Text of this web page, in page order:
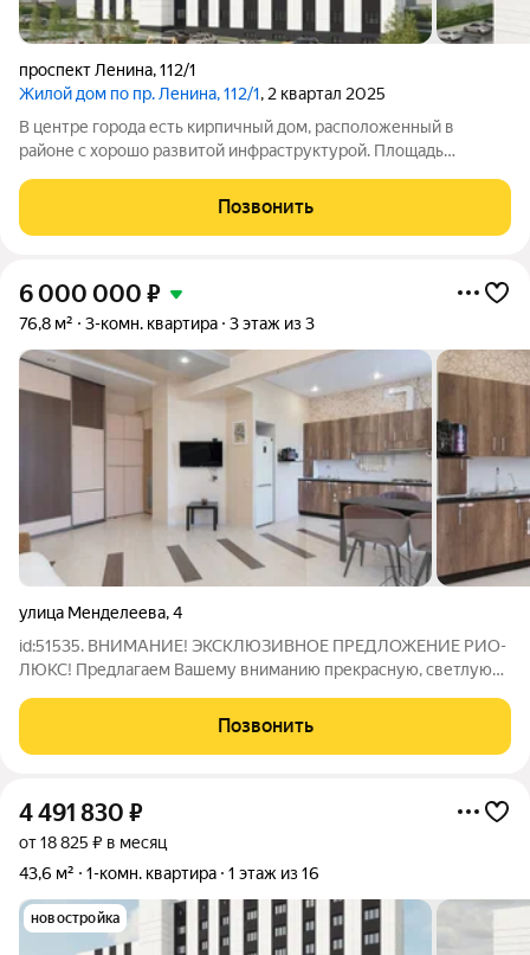
проспект Ленина,112/1
Жилой дом по пр. Ленина, 112/1, 2 квартал 2025
В центре города есть кирпичный дом, расположенный в
районе с хорошо развитой инфраструктурой. Площадь
до 63 квадратных метров.Позвонить
6 000 000 ₽
76,8 м² 3-комн. квартира 3 этаж из 3
улица Менделеева,4
id:51535. ВНИМАНИЕ! ЭКСКЛЮЗИВНОЕ ПРЕДЛОЖЕНИЕ РИО-
ЛЮКС! Предлагаем Вашему вниманию прекрасную, светлую
города Магнитогорск! Для кого это предложение: Идеально
подходит для семьи, которая ценит
Позвонить
4 491 830 ₽
от 18 825 ₽ в месяц
43,6 м²
1-комн. квартира 1 этаж из 16
новостройка